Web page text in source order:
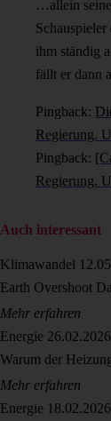
…allein
ihm ständig
fällt er dann
Pingback:
Regierung.
Pingback:
Regierung.
Auch interessant
Klimawandel
Earth Overshoot
Mehr erfahren
Energie 26.02.2026
Warum der
Mehr erfahren
Energie 18.02.2026